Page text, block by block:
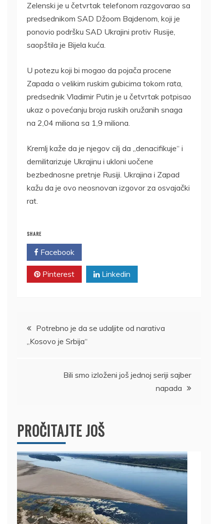
Zelenski je u četvrtak telefonom razgovarao sa
predsednikom SAD Džoom Bajdenom, koji je
ponovio podršku SAD Ukrajini protiv Rusije,
saopštila je Bijela kuća.
U potezu koji bi mogao da pojača procene
Zapada o velikim ruskim gubicima tokom rata,
predsednik Vladimir Putin je u četvrtak potpisao
ukaz o povećanju broja ruskih oružanih snaga
na 2,04 miliona sa 1,9 miliona.
Kremlj kaže da je njegov cilj da „denacifikuje“ i
demilitarizuje Ukrajinu i ukloni uočene
bezbednosne pretnje Rusiji. Ukrajina i Zapad
kažu da je ovo neosnovan izgovor za osvajački
rat.
SHARE
Facebook
Pinterest Linkedin
Kretanje
članka
Potrebno je da se udaljite od narativa
„Kosovo je Srbija“
Bili smo izloženi još jednoj seriji sajber
napada
PROČITAJTE JOŠ